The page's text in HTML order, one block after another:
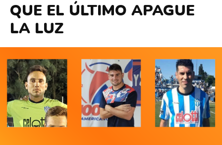
QUE EL ÚLTIMO APAGUE
LA LUZ